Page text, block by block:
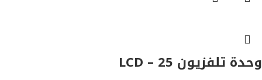
وحدة تلفزيون LCD – 25